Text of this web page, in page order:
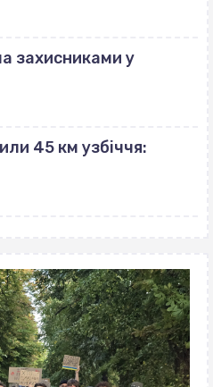
захисниками у
45 км узбіччя: